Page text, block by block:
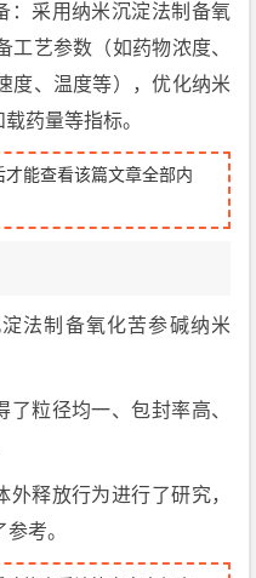
：采用纳米沉淀法制备氧
艺参数（如药物浓度、
度、温度等），优化纳米
药量等指标。
能查看该篇文章全部内
法制备氧化苦参碱纳米
粒径均一、包封率高、
释放行为进行了研究，
考。